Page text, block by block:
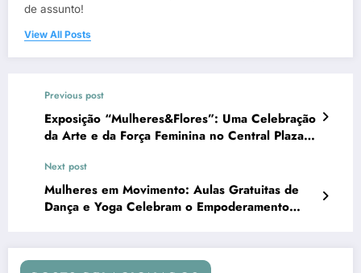
de assunto!
View All Posts
Previous post
Exposição “Mulheres&Flores”: Uma Celebração
da Arte e da Força Feminina no Central Plaza
Next post
Mulheres em Movimento: Aulas Gratuitas de
Dança e Yoga Celebram o Empoderamento